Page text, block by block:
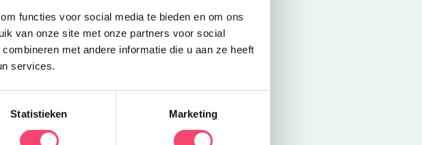
functies voor social media te bieden en om ons
van onze site met onze partners voor social
met andere informatie die u aan ze heeft
services.
Statistieken Marketing
5 gezinstickets voor